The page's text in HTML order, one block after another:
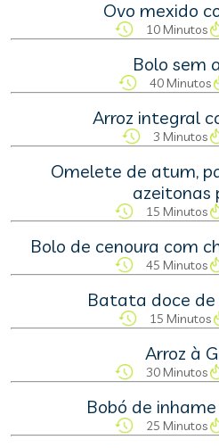
Ovo mexido
10 Minutos
Bolo sem
40 Minutos
Arroz integral
3 Minutos
Omelete de atum,
azeitonas
15 Minutos
Bolo de cenoura com
45 Minutos
Batata doce de
15 Minutos
Arroz à
30 Minutos
Bobó de
25 Minutos